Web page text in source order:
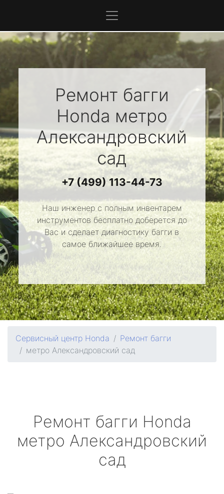
Ремонт багги
Honda метро
Александровский
сад
+7 (499) 113-44-73
Наш инженер с полным инвентарем
инструментов бесплатно доберется до
Вас и сделает диагностику багги в
самое ближайшее время.
Сервисный центр Honda
Ремонт багги
метро Александровский сад
Ремонт багги Honda
метро Александровский
сад